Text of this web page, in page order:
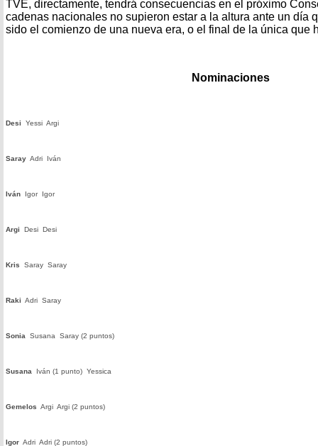
TVE, directamente, tendrá consecuencias en el próximo
cadenas nacionales no supieron estar a la altura ante un día
sido el comienzo de una nueva era, o el final de la única que
Nominaciones
Desi Yessi Argi
Saray Adri Iván
Iván Igor Igor
Argi Desi Desi
Kris Saray Saray
Raki Adri Saray
Sonia Susana Saray (2 puntos)
Susana Iván (1 punto) Yessica
Gemelos Argi Argi (2 puntos)
Igor Adri Adri (2 puntos)